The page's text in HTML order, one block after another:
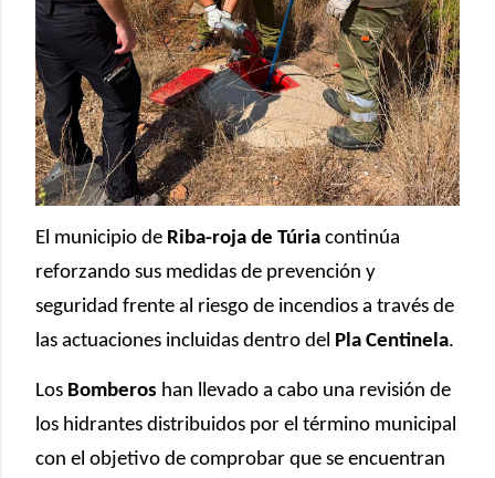
El municipio de Riba-roja de Túria continúa
reforzando sus medidas de prevención y
seguridad frente al riesgo de incendios a través de
las actuaciones incluidas dentro del Pla Centinela.
Los Bomberos han llevado a cabo una revisión de
los hidrantes distribuidos por el término municipal
con el objetivo de comprobar que se encuentran